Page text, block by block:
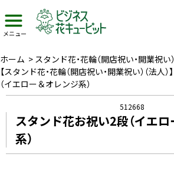
メニュー
ホーム > スタンド花・花輪（開店祝い・開業祝い）
【スタンド花・花輪（開店祝い・開業祝い）（法人
（イエロー＆オレンジ系）
512668
スタンド花お祝い2段（イエ
系）